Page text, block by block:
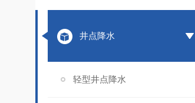
井点降水
轻型井点降水